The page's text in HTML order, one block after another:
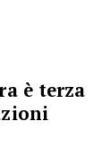
è terza